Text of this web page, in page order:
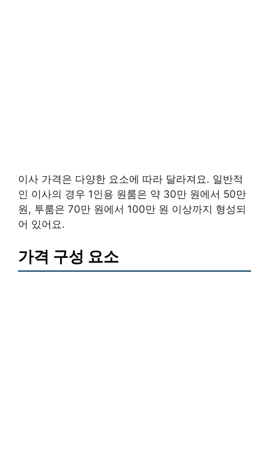
이사 가격은 다양한 요소에 따라 달라져요. 일반적
인 이사의 경우 1인용 원룸은 약 30만 원에서 50만
원, 투룸은 70만 원에서 100만 원 이상까지 형성되
어 있어요.
가격 구성 요소